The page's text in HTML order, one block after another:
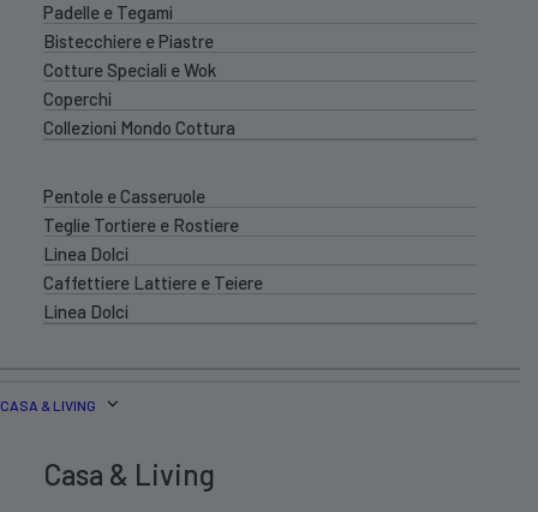
Padelle e Tegami
Bistecchiere e Piastre
Cotture Speciali e Wok
Coperchi
Collezioni Mondo Cottura
Pentole e Casseruole
Teglie Tortiere e Rostiere
Linea Dolci
Caffettiere Lattiere e Teiere
Linea Dolci
CASA & LIVING
Casa & Living